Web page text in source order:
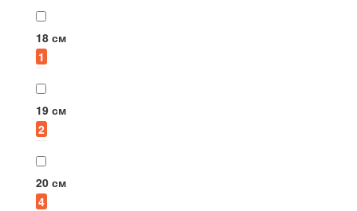
18 см
1
19 см
2
20 см
4